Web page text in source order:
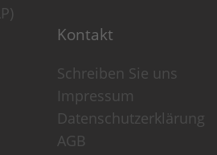
Kontakt
Schreiben Sie uns
Impressum
Datenschutzerklärung
AGB